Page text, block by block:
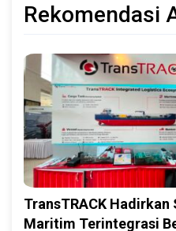
Rekomendasi
TransTRACK
Maritim Terintegrasi